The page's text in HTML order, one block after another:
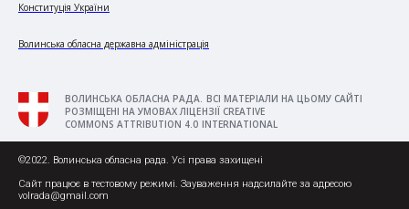
Конституція України
Волинська обласна державна адміністрація
ВОЛИНСЬКА ОБЛАСНА РАДА. ВСІ МАТЕРІАЛИ НА ЦЬОМУ САЙТІ
РОЗМІЩЕНІ НА УМОВАХ ЛІЦЕНЗІЇ CREATIVE
COMMONS ATTRIBUTION 4.0 INTERNATIONAL
©2022. Волинська обласна рада. Усі права захищені
Сайт працює в тестовому режимі. Зауваження надсилайте за адресою
volrada@gmail.com